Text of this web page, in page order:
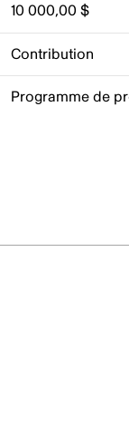
10 000,00 $
Contribution
Programme de